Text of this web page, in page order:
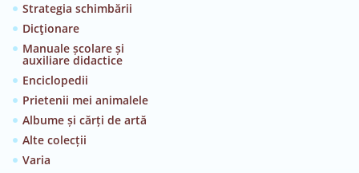
Strategia schimbării
Dicţionare
Manuale școlare și
auxiliare didactice
Enciclopedii
Prietenii mei animalele
Albume și cărți de artă
Alte colecții
Varia